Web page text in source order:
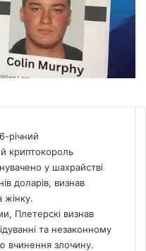
річний
криптокороль
у шахрайстві
доларів, визнав
жінку.
Плетерскі визнав
та незаконному
вчинення злочину.